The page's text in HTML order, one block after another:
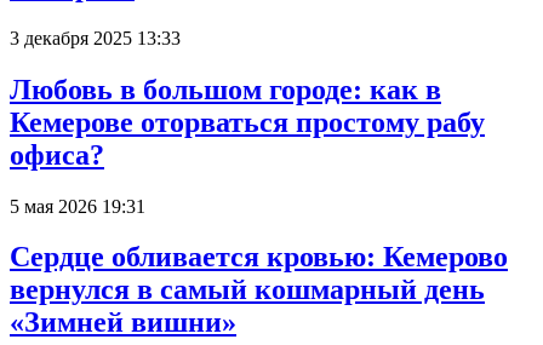
3 декабря 2025 13:33
Любовь в большом городе: как в
Кемерове оторваться простому рабу
офиса?
5 мая 2026 19:31
Сердце обливается кровью: Кемерово
вернулся в самый кошмарный день
«Зимней вишни»